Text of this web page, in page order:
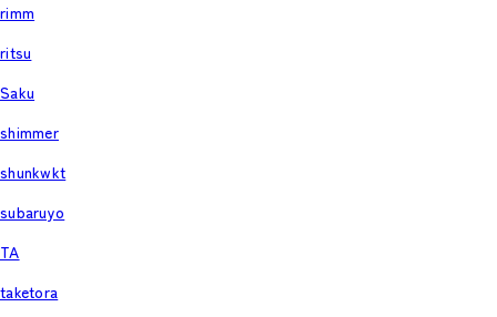
rimm
ritsu
Saku
shimmer
shunkwkt
subaruyo
TA
taketora